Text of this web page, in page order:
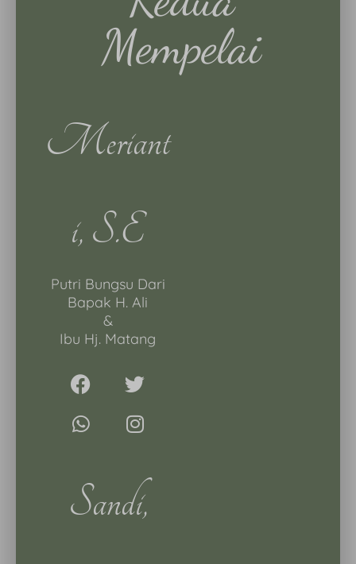
Mempelai
Meriant
I, S.E
Putri Bungsu Dari
Bapak H. Ali
&
Ibu Hj. Matang
Sandi,